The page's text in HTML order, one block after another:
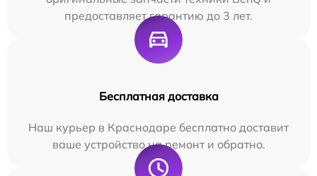
предоставляет гарантию до 3 лет.
Бесплатная доставка
Наш курьер в Краснодаре бесплатно доставит
ваше устройство на ремонт и обратно.